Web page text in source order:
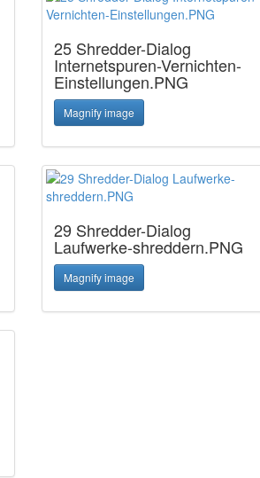
25 Shredder-Dialog
Internetspuren-Vernichten-
Einstellungen.PNG
Magnify image
29 Shredder-Dialog
Laufwerke-shreddern.PNG
Magnify image